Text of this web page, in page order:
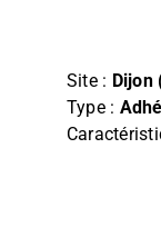
Site : Dijon
Type :